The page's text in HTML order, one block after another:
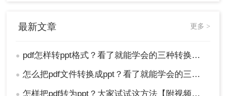
最新文章 更多 >
● pdf怎样转ppt格式？看了就能学会的三种转换办法！
● 怎么把pdf文件转换成ppt？看了就能学会的三种转换方法！
● 怎样把pdf转为ppt？大家试试这方法【附视频教程】